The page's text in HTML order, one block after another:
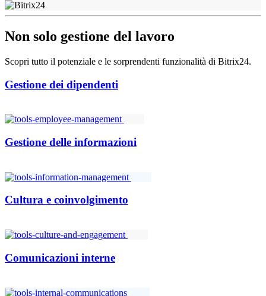
Non solo gestione del lavoro
Scopri tutto il potenziale e le sorprendenti funzionalità di Bitrix24.
Gestione dei dipendenti
Gestione delle informazioni
Cultura e coinvolgimento
Comunicazioni interne